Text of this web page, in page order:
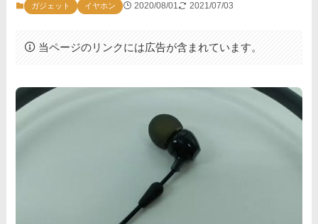
ガジェット イヤホン 2020/08/01 2021/07/03
当ページのリンクには広告が含まれています。